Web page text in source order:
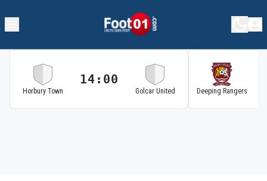
Horbury Town
14:00
Golcar United Deeping Rangers